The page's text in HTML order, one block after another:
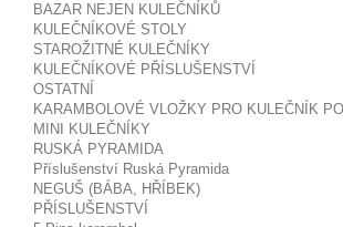
BAZAR NEJEN KULEČNÍKŮ
KULEČNÍKOVÉ STOLY
STAROŽITNÉ KULEČNÍKY
KULEČNÍKOVÉ PŘÍSLUŠENSTVÍ
OSTATNÍ
KARAMBOLOVÉ VLOŽKY PRO KULEČNÍK
MINI KULEČNÍKY
RUSKÁ PYRAMIDA
Příslušenství Ruská Pyramida
NEGUŠ (BÁBA, HŘÍBEK)
PŘÍSLUŠENSTVÍ